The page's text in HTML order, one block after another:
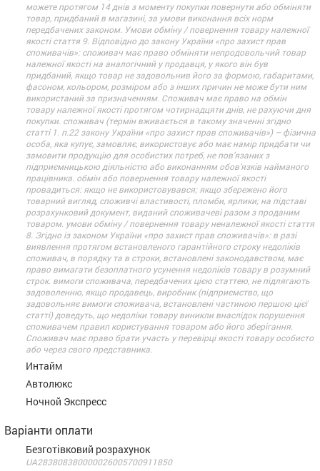
можете протягом 14 днів з моменту покупки повернути або обміняти
товар, придбаний в магазині, за умови виконання всіх норм
передбачених законом. Умови обміну / повернення товару належної
якості стаття 9. Відповідно до закону України «про захист прав
споживачів»: споживач має право обміняти непродовольчий товар
належної якості на аналогічний у продавця, у якого він був
придбаний, якщо товар не задовольнив його за формою, габаритами,
фасоном, кольором, розміром або з інших причин не може бути ним
використаний за призначенням. Споживач має право на обмін
товару належної якості протягом чотирнадцяти днів, не рахуючи дня
покупки. споживач (термін вживається в такому значенні згідно
статті 1. п.22 закону України «про захист прав споживачів») – фізична
особа, яка купує, замовляє, використовує або має намір придбати чи
замовити продукцію для особистих потреб, не пов’язаних з
підприємницькою діяльністю або виконанням обов’язків найманого
працівника. обмін або повернення товару належної якості
провадиться: якщо не використовувався; якщо збережено його
товарний вигляд, споживчі властивості, пломби, ярлики; на підставі
розрахунковий документ, виданий споживачеві разом з проданим
товаром. умови обміну / повернення товару неналежної якості стаття
8. Згідно із законом України «про захист прав споживачів»: в разі
виявлення протягом встановленого гарантійного строку недоліків
споживач, в порядку та в строки, встановлені законодавством, має
право вимагати безоплатного усунення недоліків товару в розумний
строк. вимоги споживача, передбачених цією статтею, не підлягають
задоволенню, якщо продавець, виробник (підприємство, що
задовольняє вимоги споживача, встановлені частиною першою цієї
статті) доведуть, що недоліки товару виникли внаслідок порушення
споживачем правил користування товаром або його зберігання.
Споживач має право брати участь у перевірці якості товару особисто
або через свого представника.
Интайм
Автолюкс
Ночной Экспресс
Варіанти оплати
Безготівковий розрахунок
UA283808380000026005700911850